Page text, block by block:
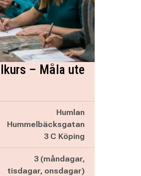
– Måla ute
Humlan
Hummelbäcksgatan
3 C Köping
3 (måndagar,
tisdagar, onsdagar)